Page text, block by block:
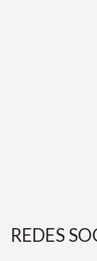
REDES